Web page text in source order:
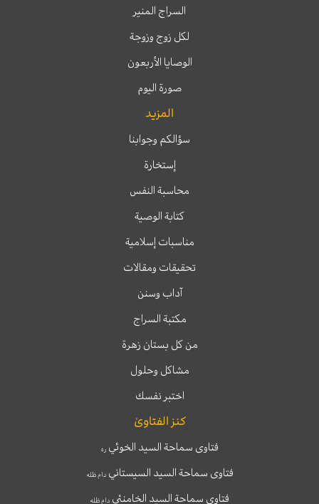
السراج المنير
لكل زوج وزوجة
الوصايا الأربعون
صورة اليوم
المزيد
سؤالكم وجوابنا
إستخارة
محاسبة النفس
كتابة الوصية
مناسبات إسلامية
تحقيقات ومقالات
آداب وسنن
مكتبة السراج
من كل بستان زهرة
مشاكل وحلول
اختبر نفسك
كنز الفتاوىٰ
فتاوى سماحة السيد الخوئيره
فتاوى سماحة السيد السيستانيدام ظله
فتاوى سماحة السيد الخامنئي دام ظله